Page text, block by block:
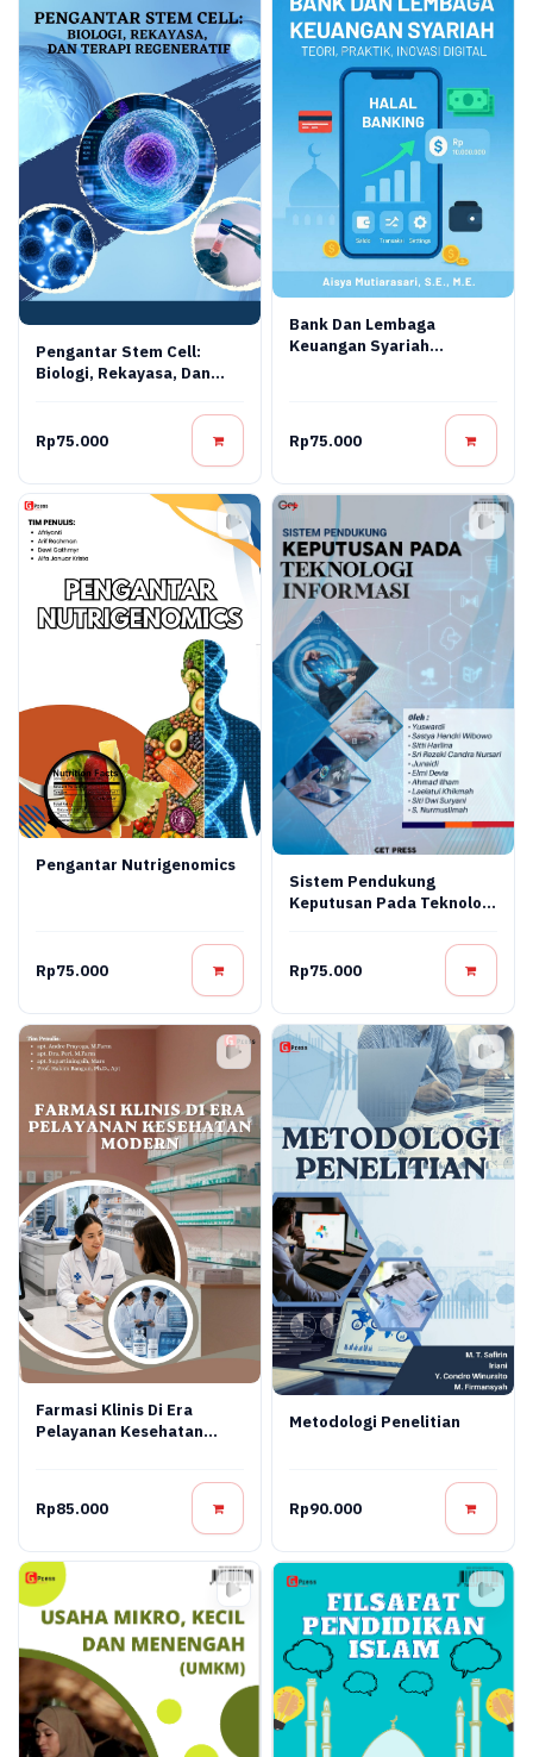
Pengantar Stem Cell:
Biologi, Rekayasa, Dan
Rp75.000
Bank Dan Lembaga
Keuangan Syariah
Rp75.000
Pengantar Nutrigenomics
Rp75.000
Sistem Pendukung
Keputusan Pada Teknologi
Rp75.000
Farmasi Klinis Di Era
Pelayanan Kesehatan
Rp85.000
Metodologi Penelitian
Rp90.000